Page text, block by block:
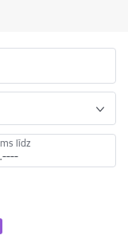
līdz